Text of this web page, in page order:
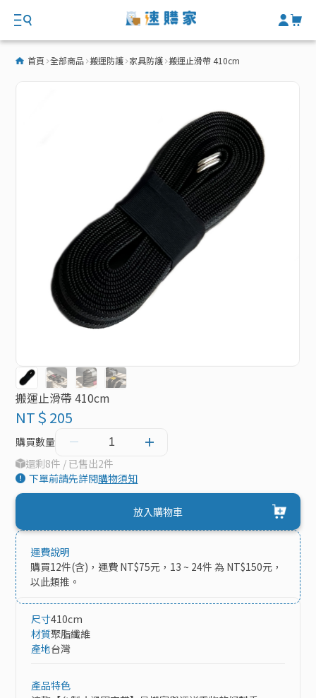
首頁 全部商品 搬運防護 家具防護 搬運止滑帶 410cm
搬運止滑帶 410cm
NT＄205
購買數量
還剩8件 / 已售出2件
下單前請先詳閱購物須知
放入購物車
運費說明
購買12件(含)，運費 NT$75元，13 ~ 24件 為 NT$150元，
以此類推。
尺寸410cm
材質聚脂纖維
產地台灣
產品特色